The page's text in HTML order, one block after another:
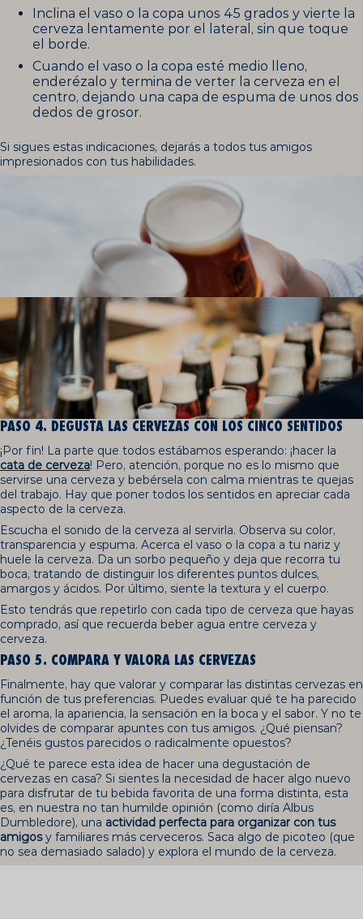
Inclina el vaso o la copa unos 45 grados y vierte la
cerveza lentamente por el lateral, sin que toque
el borde.
Cuando el vaso o la copa esté medio lleno,
enderézalo y termina de verter la cerveza en el
centro, dejando una capa de espuma de unos dos
dedos de grosor.
Si sigues estas indicaciones, dejarás a todos tus amigos
impresionados con tus habilidades.
PASO 4. DEGUSTA LAS CERVEZAS CON LOS CINCO SENTIDOS
¡Por fin! La parte que todos estábamos esperando: ¡hacer la
cata de cerveza! Pero, atención, porque no es lo mismo que
servirse una cerveza y bebérsela con calma mientras te quejas
del trabajo. Hay que poner todos los sentidos en apreciar cada
aspecto de la cerveza.
Escucha el sonido de la cerveza al servirla. Observa su color,
transparencia y espuma. Acerca el vaso o la copa a tu nariz y
huele la cerveza. Da un sorbo pequeño y deja que recorra tu
boca, tratando de distinguir los diferentes puntos dulces,
amargos y ácidos. Por último, siente la textura y el cuerpo.
Esto tendrás que repetirlo con cada tipo de cerveza que hayas
comprado, así que recuerda beber agua entre cerveza y
cerveza.
PASO 5. COMPARA Y VALORA LAS CERVEZAS
Finalmente, hay que valorar y comparar las distintas cervezas en
función de tus preferencias. Puedes evaluar qué te ha parecido
el aroma, la apariencia, la sensación en la boca y el sabor. Y no te
olvides de comparar apuntes con tus amigos. ¿Qué piensan?
¿Tenéis gustos parecidos o radicalmente opuestos?
¿Qué te parece esta idea de hacer una degustación de
cervezas en casa? Si sientes la necesidad de hacer algo nuevo
para disfrutar de tu bebida favorita de una forma distinta, esta
es, en nuestra no tan humilde opinión (como diría Albus
Dumbledore), una actividad perfecta para organizar con tus
amigosy familiares más cerveceros. Saca algo de picoteo (que
no sea demasiado salado) y explora el mundo de la cerveza.